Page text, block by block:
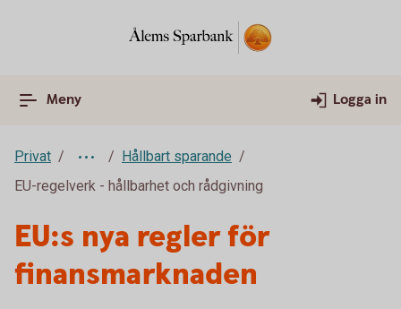
Meny Logga in
Privat
Hållbart sparande
EU-regelverk - hållbarhet och rådgivning
EU:s nya regler för
finansmarknaden